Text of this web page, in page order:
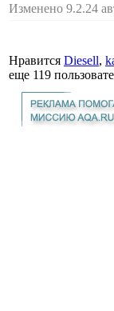
Изменено 9.2.24
Нравится Diesell,
еще 119